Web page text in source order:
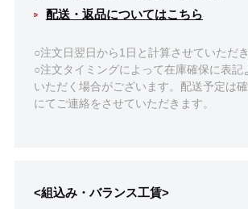
配送・返品についてはこちら
○注文日翌日から1日と計算させていただき
○注文タイミングによって在庫確保に表記
いただく場合がございます。配送予定は
にてご連絡をさせていただきます。
<組込み・バランス工賃>